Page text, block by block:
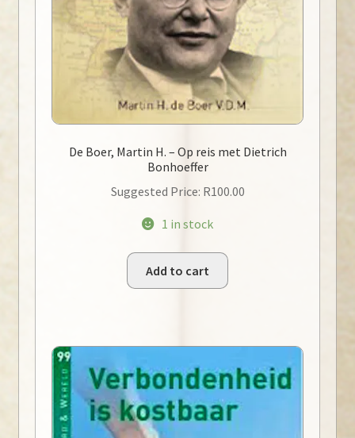
De Boer, Martin H. – Op reis met Dietrich
Bonhoeffer
Suggested Price: R100.00
1 in stock
Add to cart